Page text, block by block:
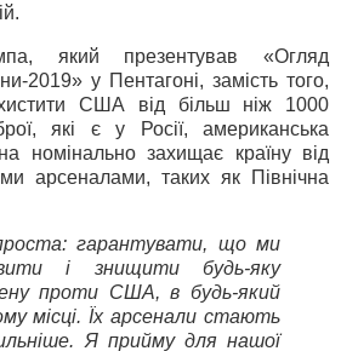
який презентував «Огляд
2019» у Пентагоні, замість того,
США від більш ніж 1000
які є у Росії, американська
номінально захищає країну від
арсеналами, таких як Північна
гарантувати, що ми
і знищити будь-яку
проти США, в будь-який
місці. Їх арсенали стають
Я прийму для нашої